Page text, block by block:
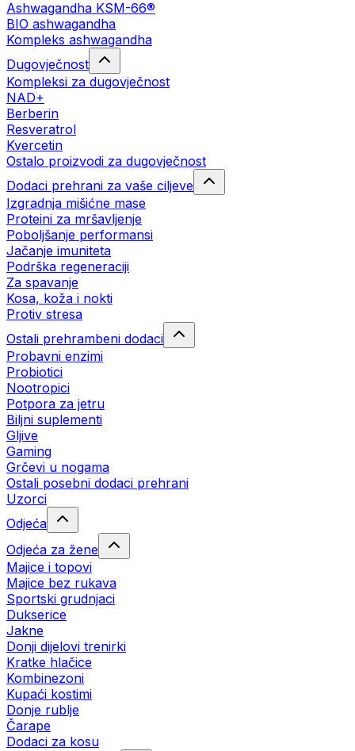
Ashwagandha KSM-66®
BIO ashwagandha
Kompleks ashwagandha
Dugovječnost
Kompleksi za dugovječnost
NAD+
Berberin
Resveratrol
Kvercetin
Ostalo proizvodi za dugovječnost
Dodaci prehrani za vaše ciljeve
Izgradnja mišićne mase
Proteini za mršavljenje
Poboljšanje performansi
Jačanje imuniteta
Podrška regeneraciji
Za spavanje
Kosa, koža i nokti
Protiv stresa
Ostali prehrambeni dodaci
Probavni enzimi
Probiotici
Nootropici
Potpora za jetru
Biljni suplementi
Gljive
Gaming
Grčevi u nogama
Ostali posebni dodaci prehrani
Uzorci
Odjeća
Odjeća za žene
Majice i topovi
Majice bez rukava
Sportski grudnjaci
Dukserice
Jakne
Donji dijelovi trenirki
Kratke hlačice
Kombinezoni
Kupaći kostimi
Donje rublje
Čarape
Dodaci za kosu